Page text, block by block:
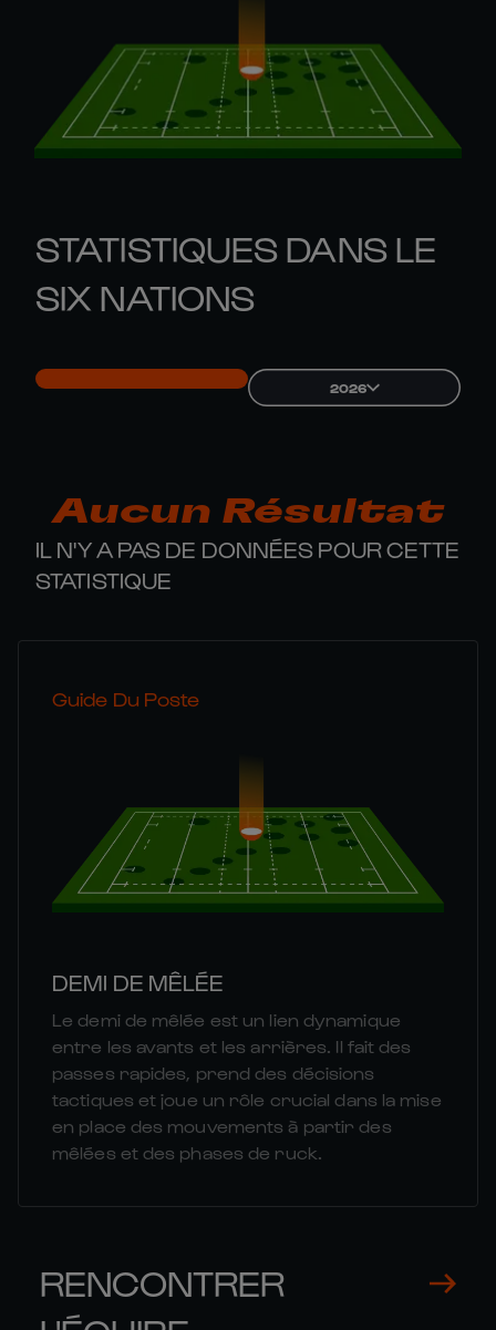
STATISTIQUES DANS LE
SIX NATIONS
2026
Aucun Résultat
IL N'Y A PAS DE DONNÉES POUR CETTE
STATISTIQUE
Guide Du Poste
DEMI DE MÊLÉE
Le demi de mêlée est un lien dynamique
entre les avants et les arrières. Il fait des
passes rapides, prend des décisions
tactiques et joue un rôle crucial dans la mise
en place des mouvements à partir des
mêlées et des phases de ruck.
RENCONTRER